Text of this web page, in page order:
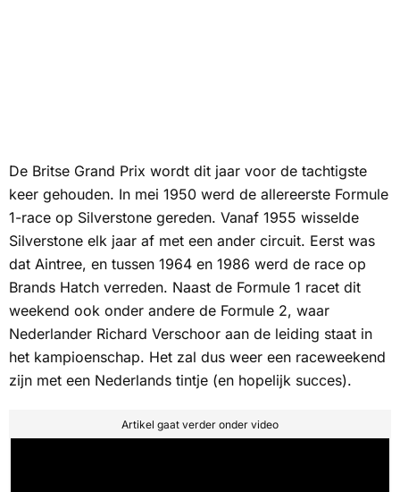
De Britse Grand Prix wordt dit jaar voor de tachtigste
keer gehouden. In mei 1950 werd de allereerste Formule
1-race op Silverstone gereden. Vanaf 1955 wisselde
Silverstone elk jaar af met een ander circuit. Eerst was
dat Aintree, en tussen 1964 en 1986 werd de race op
Brands Hatch verreden. Naast de Formule 1 racet dit
weekend ook onder andere de Formule 2, waar
Nederlander Richard Verschoor aan de leiding staat in
het kampioenschap. Het zal dus weer een raceweekend
zijn met een Nederlands tintje (en hopelijk succes).
Artikel gaat verder onder video